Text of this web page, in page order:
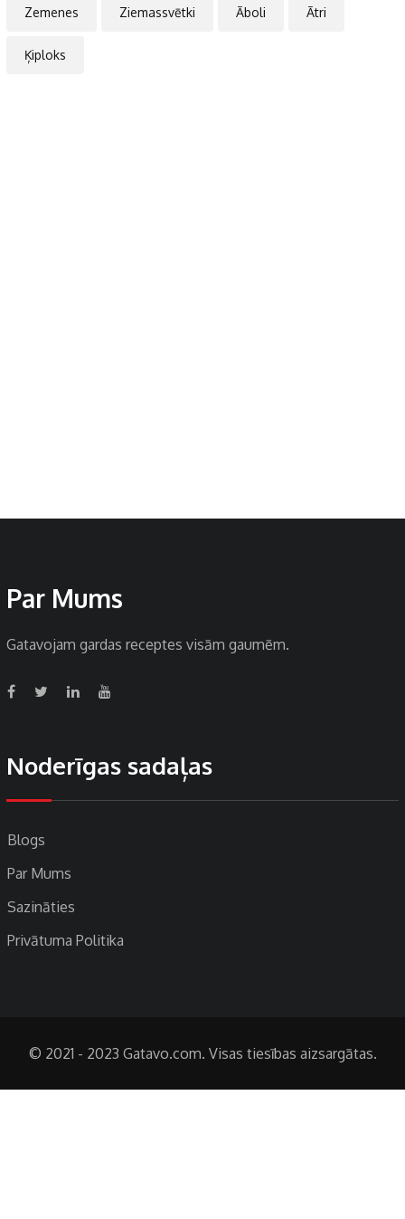
Zemenes Ziemassvētki Āboli Ātri
Ķiploks
Par Mums
Gatavojam gardas receptes visām gaumēm.
Noderīgas sadaļas
Blogs
Par Mums
Sazināties
Privātuma Politika
© 2021 - 2023 Gatavo.com. Visas tiesības aizsargātas.